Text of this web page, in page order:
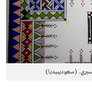
(سعوديبيديا)